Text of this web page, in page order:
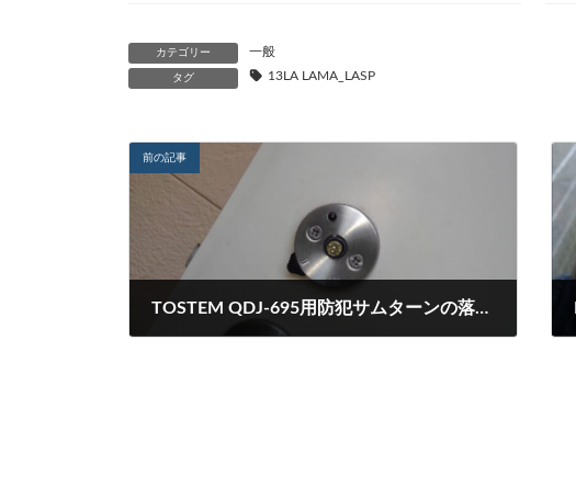
カテゴリー 一般
タグ 13LA LAMA_LASP
前の記事
TOSTEM QDJ-695用防犯サムターンの落下による修理